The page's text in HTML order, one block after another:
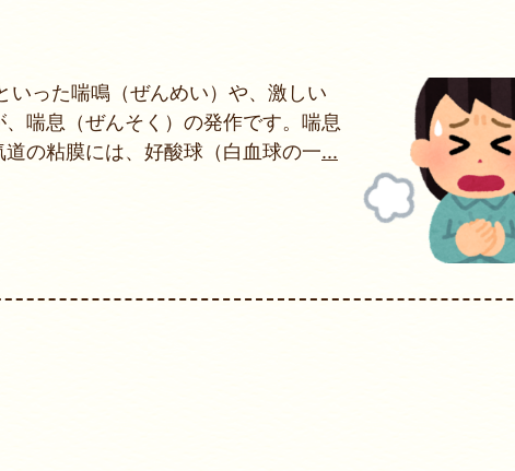
いった喘鳴（ぜんめい）や、激しい
喘息（ぜんそく）の発作です。喘息
の粘膜には、好酸球（白血球の一...